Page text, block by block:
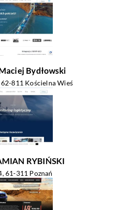
Bydłowski
811 Kościelna Wieś
RYBIŃSKI
61-311 Poznań